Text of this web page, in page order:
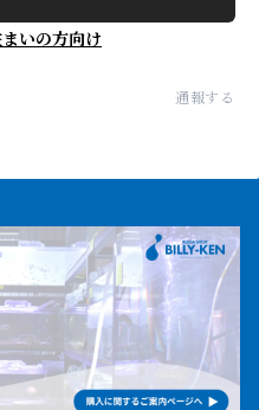
いの方向け
通報する